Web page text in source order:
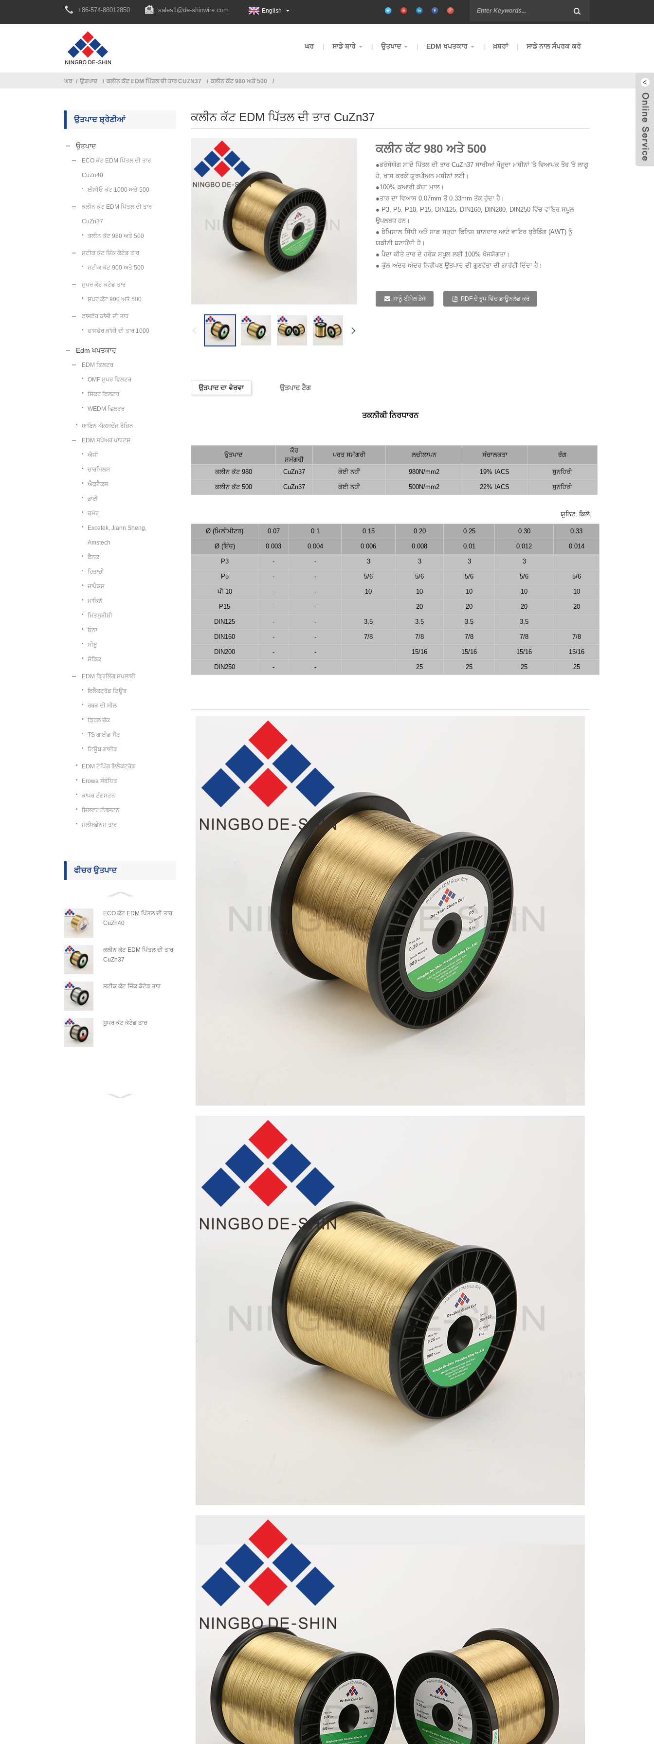
+86-574-88012850 sales1@de-shinwire.com English
ਘਰ ਸਾਡੇ ਬਾਰੇ ਉਤਪਾਦ EDM ਖਪਤਕਾਰ ਖ਼ਬਰਾਂ ਸਾਡੇ ਨਾਲ ਸੰਪਰਕ ਕਰੋ
ਘਰ ਉਤਪਾਦ ਕਲੀਨ ਕੱਟ EDM ਪਿੱਤਲ ਦੀ ਤਾਰ CUZN37 ਕਲੀਨ ਕੱਟ 980 ਅਤੇ 500
ਉਤਪਾਦ ਸ਼੍ਰੇਣੀਆਂ
ਉਤਪਾਦ
ECO ਕੱਟ EDM ਪਿੱਤਲ ਦੀ ਤਾਰ
CuZn40
ਈਸੀਓ ਕੱਟ 1000 ਅਤੇ 500
ਕਲੀਨ ਕੱਟ EDM ਪਿੱਤਲ ਦੀ ਤਾਰ
CuZn37
ਕਲੀਨ ਕੱਟ 980 ਅਤੇ 500
ਸਟੀਕ ਕੱਟ ਜ਼ਿੰਕ ਕੋਟੇਡ ਤਾਰ
ਸਟੀਕ ਕੱਟ 900 ਅਤੇ 500
ਸੁਪਰ ਕੱਟ ਕੋਟੇਡ ਤਾਰ
ਸੁਪਰ ਕੱਟ 900 ਅਤੇ 500
ਫਾਸਫੋਰ ਕਾਂਸੀ ਦੀ ਤਾਰ
ਫਾਸਫੋਰ ਕਾਂਸੀ ਦੀ ਤਾਰ 1000
Edm ਖਪਤਕਾਰ
EDM ਫਿਲਟਰ
OMF ਸੁਪਰ ਫਿਲਟਰ
ਸਿੰਕਰ ਫਿਲਟਰ
WEDM ਫਿਲਟਰ
ਆਇਨ ਐਕਸਚੇਂਜ ਰੈਜ਼ਿਨ
EDM ਸਪੇਅਰ ਪਾਰਟਸ
ਐਜੀ
ਚਾਰਮਿਲਸ
ਐਕੁਟੈਕਸ
ਭਾਈ
ਚਮੇਰ
Excetek, Jiann Sheng,
Amstech
ਫੈਨਕ
ਹਿਤਾਚੀ
ਜਾਪੈਕਸ
ਮਾਕਿਨੋ
ਮਿਤਸੁਬੀਸ਼ੀ
ਓਨਾ
ਸੀਬੂ
ਸੋਡਿਕ
EDM ਡ੍ਰਿਲਿੰਗ ਸਪਲਾਈ
ਇਲੈਕਟ੍ਰੋਡ ਟਿਊਬ
ਰਬੜ ਦੀ ਸੀਲ
ਡ੍ਰਿਲ ਚੱਕ
TS ਗਾਈਡ ਸੈੱਟ
ਟਿਊਬ ਗਾਈਡ
EDM ਟੇਪਿੰਗ ਇਲੈਕਟ੍ਰੋਡ
Erowa ਸੰਬੰਧਿਤ
ਕਾਪਰ ਟੰਗਸਟਨ
ਸਿਲਵਰ ਟੰਗਸਟਨ
ਮੋਲੀਬਡੇਨਮ ਤਾਰ
ਫੀਚਰ ਉਤਪਾਦ
ECO ਕੱਟ EDM ਪਿੱਤਲ ਦੀ ਤਾਰ
CuZn40
ਕਲੀਨ ਕੱਟ EDM ਪਿੱਤਲ ਦੀ ਤਾਰ
CuZn37
ਸਟੀਕ ਕੱਟ ਜ਼ਿੰਕ ਕੋਟੇਡ ਤਾਰ
ਸੁਪਰ ਕੱਟ ਕੋਟੇਡ ਤਾਰ
ਕਲੀਨ ਕੱਟ EDM ਪਿੱਤਲ ਦੀ ਤਾਰ CuZn37
ਕਲੀਨ ਕੱਟ 980 ਅਤੇ 500
●ਭਰੋਸੇਯੋਗ ਸਾਦੇ ਪਿੱਤਲ ਦੀ ਤਾਰ CuZn37 ਸਾਰੀਆਂ ਮੌਜੂਦਾ ਮਸ਼ੀਨਾਂ 'ਤੇ ਵਿਆਪਕ ਤੌਰ 'ਤੇ ਲਾਗੂ
ਹੈ, ਖਾਸ ਕਰਕੇ ਯੂਰਪੀਅਨ ਮਸ਼ੀਨਾਂ ਲਈ।
●100% ਕੁਆਰੀ ਕੱਚਾ ਮਾਲ।
●ਤਾਰ ਦਾ ਵਿਆਸ 0.07mm ਤੋਂ 0.33mm ਤੱਕ ਹੁੰਦਾ ਹੈ।
● P3, P5, P10, P15, DIN125, DIN160, DIN200, DIN250 ਵਿੱਚ ਵਾਇਰ ਸਪੂਲ
ਉਪਲਬਧ ਹਨ।
● ਬੇਮਿਸਾਲ ਸਿੱਧੀ ਅਤੇ ਸਾਫ਼ ਸਤ੍ਹਾ ਫਿਨਿਸ਼ ਸ਼ਾਨਦਾਰ ਆਟੋ ਵਾਇਰ ਥ੍ਰੈਡਿੰਗ (AWT) ਨੂੰ
ਯਕੀਨੀ ਬਣਾਉਂਦੀ ਹੈ।
● ਪੈਦਾ ਕੀਤੇ ਤਾਰ ਦੇ ਹਰੇਕ ਸਪੂਲ ਲਈ 100% ਖੋਜਯੋਗਤਾ।
● ਕੁੱਲ ਅੰਦਰ-ਅੰਦਰ ਨਿਰੀਖਣ ਉਤਪਾਦ ਦੀ ਗੁਣਵੱਤਾ ਦੀ ਗਾਰੰਟੀ ਦਿੰਦਾ ਹੈ।
ਸਾਨੂੰ ਈਮੇਲ ਭੇਜੋ PDF ਦੇ ਰੂਪ ਵਿੱਚ ਡਾਊਨਲੋਡ ਕਰੋ
ਉਤਪਾਦ ਦਾ ਵੇਰਵਾ ਉਤਪਾਦ ਟੈਗ
ਤਕਨੀਕੀ ਨਿਰਧਾਰਨ
ਉਤਪਾਦ
ਕੋਰ
ਸਮੱਗਰੀ
ਪਰਤ ਸਮੱਗਰੀ ਲਚੀਲਾਪਨ ਸੰਚਾਲਕਤਾ ਰੰਗ
ਕਲੀਨ ਕੱਟ 980 CuZn37 ਕੋਈ ਨਹੀਂ 980N/mm2 19% IACS ਸੁਨਹਿਰੀ
ਕਲੀਨ ਕੱਟ 500 CuZn37 ਕੋਈ ਨਹੀਂ 500N/mm2 22% IACS ਸੁਨਹਿਰੀ
ਯੂਨਿਟ: ਕਿਲੋ
Ø (ਮਿਲੀਮੀਟਰ) 0.07 0.1 0.15 0.20 0.25 0.30 0.33
Ø (ਇੰਚ) 0.003 0.004 0.006 0.008 0.01 0.012 0.014
P3 - - 3 3 3 3
P5 - - 5/6 5/6 5/6 5/6 5/6
ਪੀ 10 - - 10 10 10 10 10
P15 - - 20 20 20 20
DIN125 - - 3.5 3.5 3.5 3.5
DIN160 - - 7/8 7/8 7/8 7/8 7/8
DIN200 - - 15/16 15/16 15/16 15/16
DIN250 - - 25 25 25 25